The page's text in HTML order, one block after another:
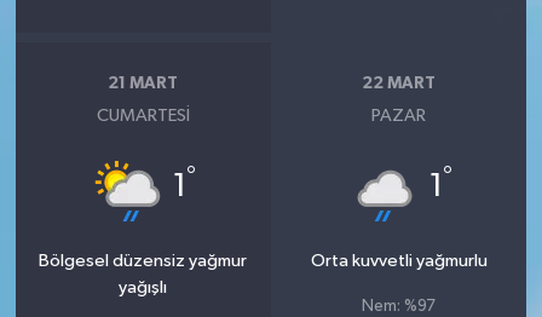
21 MART
CUMARTESI
1 °
Bölgesel düzensiz yağmur
yağışlı
22 MART
PAZAR
1 °
Orta kuvvetli yağmurlu
Nem: %97